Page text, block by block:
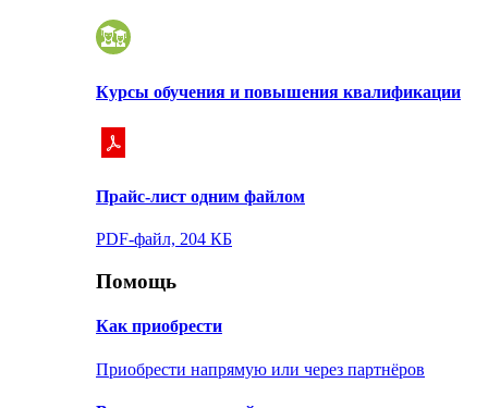
Курсы обучения и повышения квалификации
Прайс-лист одним файлом
PDF-файл, 204 КБ
Помощь
Как приобрести
Приобрести напрямую или через партнёров